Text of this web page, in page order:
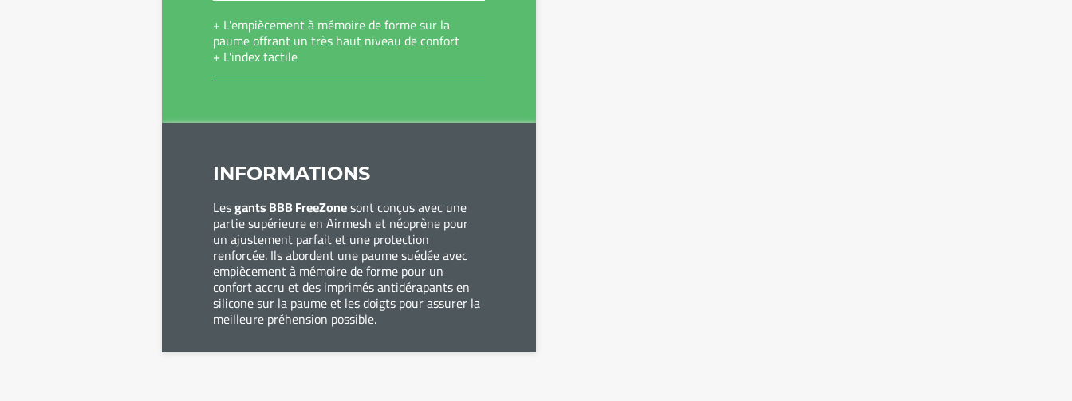
+ L'empiècement à mémoire de forme sur la
paume offrant un très haut niveau de confort
+ L'index tactile
INFORMATIONS
Lesgants BBB FreeZonesont conçus avec une
partie supérieure en Airmesh et néoprène pour
un ajustement parfait et une protection
renforcée. Ils abordent une paume suédée avec
empiècement à mémoire de forme pour un
confort accru et des imprimés antidérapants en
silicone sur la paume et les doigts pour assurer la
meilleure préhension possible.